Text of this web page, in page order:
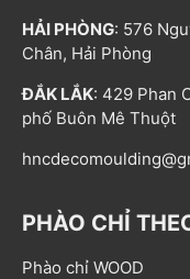
HẢI PHÒNG: 576
Chân, Hải Phòng
ĐẮK LẮK: 429 Phan
phố Buôn Mê Thuột
PHÀO CHỈ
Phào chỉ WOOD